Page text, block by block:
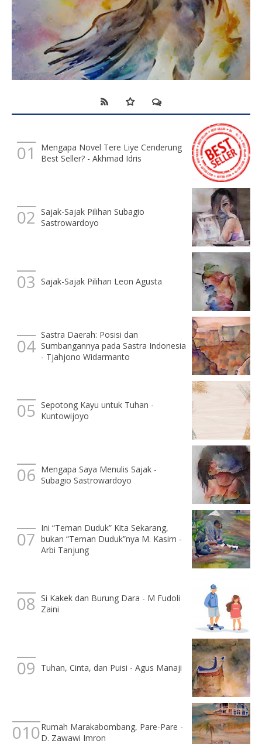
Mengapa Novel Tere Liye Cenderung
Best Seller? - Akhmad Idris
Sajak-Sajak Pilihan Subagio
Sastrowardoyo
Sajak-Sajak Pilihan Leon Agusta
Sastra Daerah: Posisi dan
Sumbangannya pada Sastra Indonesia
- Tjahjono Widarmanto
Sepotong Kayu untuk Tuhan -
Kuntowijoyo
Mengapa Saya Menulis Sajak -
Subagio Sastrowardoyo
Ini “Teman Duduk” Kita Sekarang,
bukan “Teman Duduk”nya M. Kasim -
Arbi Tanjung
Si Kakek dan Burung Dara - M Fudoli
Zaini
Tuhan, Cinta, dan Puisi - Agus Manaji
Rumah Marakabombang, Pare-Pare -
D. Zawawi Imron